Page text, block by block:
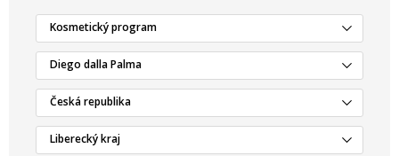
Kosmetický program
Diego dalla Palma
Česká republika
Liberecký kraj